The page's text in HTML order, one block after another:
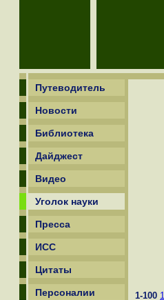
Путеводитель
Новости
Библиотека
Дайджест
Видео
Уголок науки
Пресса
ИСС
Цитаты
Персоналии 1-100